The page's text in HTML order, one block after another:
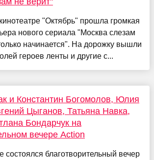
"Октябрь" прошла громкая
нового сериала "Москва слезам
начинается". На дорожку вышли
героев ленты и другие с...
и Константин Богомолов, Юлия
Цыганов, Татьяна Навка,
Бондарчук на
вечере Action
состоялся благотворительный вечер